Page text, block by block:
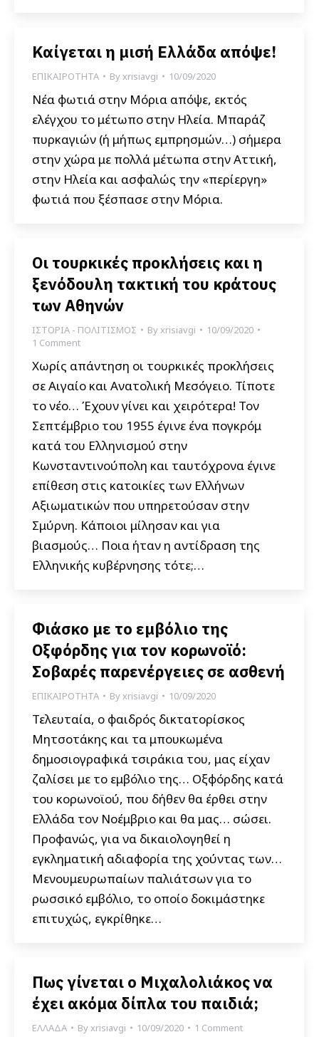
Καίγεται η μισή Ελλάδα απόψε!
ΕΠΙΚΑΙΡΟΤΗΤΑ Byxrisiavgi 10/09/2020
Νέα φωτιά στην Μόρια απόψε, εκτός
ελέγχου το μέτωπο στην Ηλεία. Μπαράζ
πυρκαγιών (ή μήπως εμπρησμών…) σήμερα
στην χώρα με πολλά μέτωπα στην Αττική,
στην Ηλεία και ασφαλώς την «περίεργη»
φωτιά που ξέσπασε στην Μόρια.
Οι τουρκικές προκλήσεις και η
ξενόδουλη τακτική του κράτους
των Αθηνών
ΙΣΤΟΡΙΑ - ΠΟΛΙΤΙΣΜΟΣ Byxrisiavgi
10/09/2020
1 Comment
Χωρίς απάντηση οι τουρκικές προκλήσεις
σε Αιγαίο και Ανατολική Μεσόγειο. Τίποτε
το νέο… Έχουν γίνει και χειρότερα! Τον
Σεπτέμβριο του 1955 έγινε ένα πογκρόμ
κατά του Ελληνισμού στην
Κωνσταντινούπολη και ταυτόχρονα έγινε
επίθεση στις κατοικίες των Ελλήνων
Αξιωματικών που υπηρετούσαν στην
Σμύρνη. Κάποιοι μίλησαν και για
βιασμούς… Ποια ήταν η αντίδραση της
Ελληνικής κυβέρνησης τότε;…
Φιάσκο με το εμβόλιο της
Οξφόρδης για τον κορωνοϊό:
Σοβαρές παρενέργειες σε ασθενή
ΕΠΙΚΑΙΡΟΤΗΤΑ Byxrisiavgi 10/09/2020
Τελευταία, ο φαιδρός δικτατορίσκος
Μητσοτάκης και τα μπουκωμένα
δημοσιογραφικά τσιράκια του, μας είχαν
ζαλίσει με το εμβόλιο της… Οξφόρδης κατά
του κορωνοϊού, που δήθεν θα έρθει στην
Ελλάδα τον Νοέμβριο και θα μας… σώσει.
Προφανώς, για να δικαιολογηθεί η
εγκληματική αδιαφορία της χούντας των…
Μενουμευρωπαίων παλιάτσων για το
ρωσσικό εμβόλιο, το οποίο δοκιμάστηκε
επιτυχώς, εγκρίθηκε…
Πως γίνεται ο Μιχαλολιάκος να
έχει ακόμα δίπλα του παιδιά;
ΕΛΛΑΔΑ Byxrisiavgi 10/09/2020 1 Comment